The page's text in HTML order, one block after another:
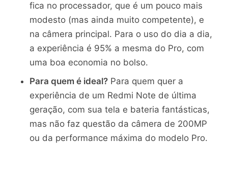
fica no processador, que é um pouco mais
modesto (mas ainda muito competente), e
na câmera principal. Para o uso do dia a dia,
a experiência é 95% a mesma do Pro, com
uma boa economia no bolso.
Para quem é ideal?Para quem quer a
experiência de um Redmi Note de última
geração, com sua tela e bateria fantásticas,
mas não faz questão da câmera de 200MP
ou da performance máxima do modelo Pro.